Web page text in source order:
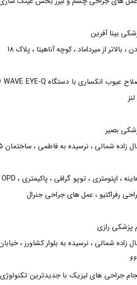
بینا آفرین
از میرداماد ، کوچه آناهیتا ، پلاک 18
بصیر
شمالی ، نرسیده به فاطمی ، ساختمان 255
رفراکتیو ، عمل های جراحی جنرال
رازی
شمالی ، نرسیده به بلوار کشاورز ، خیابان